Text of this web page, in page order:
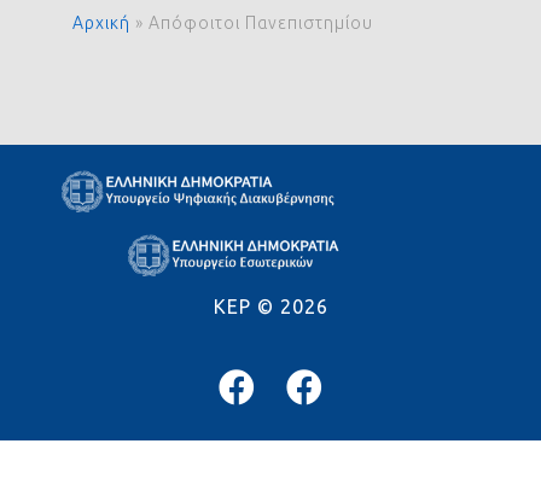
Αρχική » Απόφοιτοι Πανεπιστημίου
KEP © 2026